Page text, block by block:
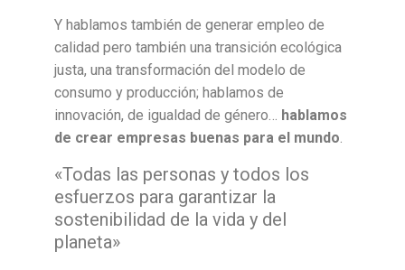
Y hablamos también de generar empleo de
calidad pero también una transición ecológica
justa, una transformación del modelo de
consumo y producción; hablamos de
innovación, de igualdad de género… hablamos
de crear empresas buenas para el mundo.
«Todas las personas y todos los
esfuerzos para garantizar la
sostenibilidad de la vida y del
planeta»